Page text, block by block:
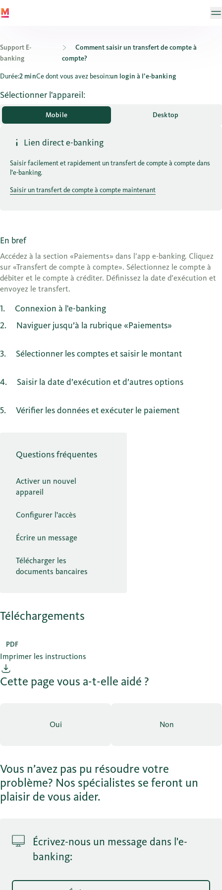
Support E-
banking
Comment saisir un transfert de compte à
compte?
Comment saisir un transfert de compte à compte?
Durée:2 minCe dont vous avez besoin:un login à l’e-banking
Sélectionner l'appareil:
Mobile Desktop
Lien direct e-banking
Saisir facilement et rapidement un transfert de compte à compte dans
l’e-banking.
Saisir un transfert de compte à compte maintenant
En bref
Accédez à la section «Paiements» dans l’app e-banking. Cliquez
sur «Transfert de compte à compte». Sélectionnez le compte à
débiter et le compte à créditer. Définissez la date d’exécution et
envoyez le transfert.
1
Connexion à l'e-banking
2
Naviguer jusqu’à la rubrique «Paiements»
3 Sélectionner les comptes et saisir le montant
4 Saisir la date d’exécution et d’autres options
5 Vérifier les données et exécuter le paiement
Questions fréquentes
Activer un nouvel
appareil
Configurer l'accès
Écrire un message
Télécharger les
documents bancaires
Téléchargements
PDF
Imprimer les instructions
Cette page vous a-t-elle aidé ?
Oui Non
Vous n’avez pas pu résoudre votre
problème? Nos spécialistes se feront un
plaisir de vous aider.
Écrivez-nous un message dans l'e-
banking: